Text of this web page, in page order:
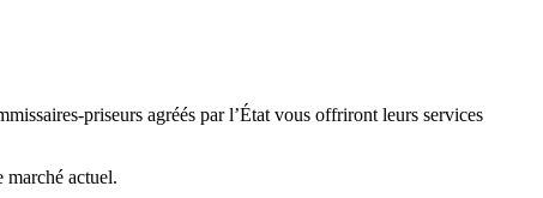
priseurs agréés par l’État vous offriront leurs services
marché actuel.